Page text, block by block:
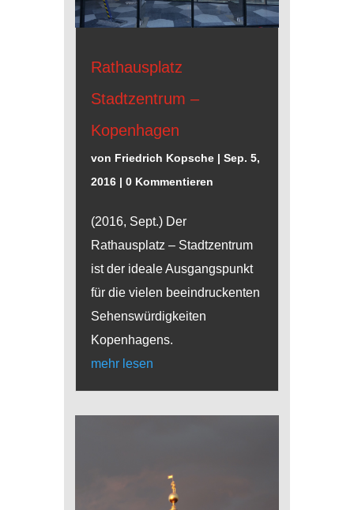
Rathausplatz
Stadtzentrum –
Kopenhagen
von Friedrich Kopsche| Sep. 5,
2016| 0 Kommentieren
(2016, Sept.) Der
Rathausplatz – Stadtzentrum
ist der ideale Ausgangspunkt
für die vielen beeindruckenten
Sehenswürdigkeiten
Kopenhagens.
mehr lesen